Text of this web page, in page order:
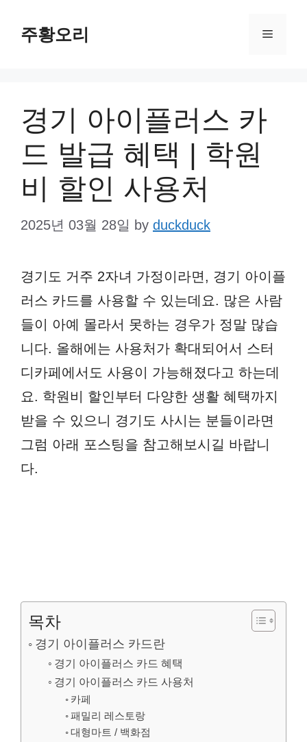
주황오리 Menu
경기 아이플러스 카
드 발급 혜택 | 학원
비 할인 사용처
2025년 03월 28일 by duckduck
경기도 거주 2자녀 가정이라면, 경기 아이플
러스 카드를 사용할 수 있는데요. 많은 사람
들이 아예 몰라서 못하는 경우가 정말 많습
니다. 올해에는 사용처가 확대되어서 스터
디카페에서도 사용이 가능해졌다고 하는데
요. 학원비 할인부터 다양한 생활 혜택까지
받을 수 있으니 경기도 사시는 분들이라면
그럼 아래 포스팅을 참고해보시길 바랍니
다.
목차
경기 아이플러스 카드란
경기 아이플러스 카드 혜택
경기 아이플러스 카드 사용처
카페
패밀리 레스토랑
대형마트 / 백화점